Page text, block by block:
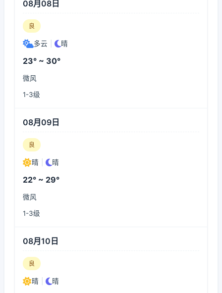
08月08日
良
多云 晴
23° ~ 30°
微风
1-3级
08月09日
良
晴 晴
22° ~ 29°
微风
1-3级
08月10日
良
晴 晴